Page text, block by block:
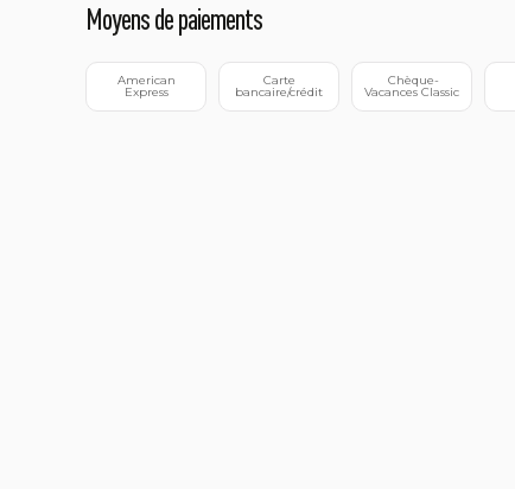
Moyens de paiements
Express bancaire/crédit Vacances Classic